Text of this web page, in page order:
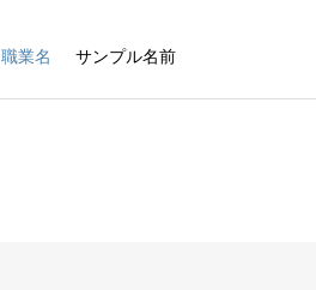
職業名 サンプル名前